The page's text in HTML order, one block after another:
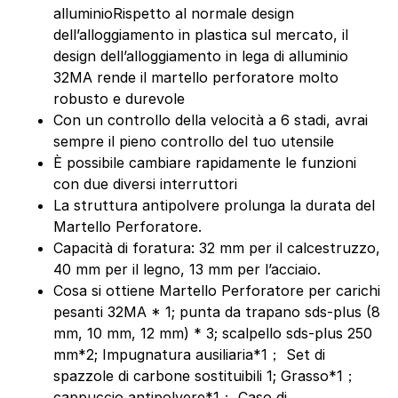
alluminioRispetto al normale design
dell’alloggiamento in plastica sul mercato, il
design dell’alloggiamento in lega di alluminio
32MA rende il martello perforatore molto
robusto e durevole
Con un controllo della velocità a 6 stadi, avrai
sempre il pieno controllo del tuo utensile
È possibile cambiare rapidamente le funzioni
con due diversi interruttori
La struttura antipolvere prolunga la durata del
Martello Perforatore.
Capacità di foratura: 32 mm per il calcestruzzo,
40 mm per il legno, 13 mm per l’acciaio.
Cosa si ottiene Martello Perforatore per carichi
pesanti 32MA * 1; punta da trapano sds-plus (8
mm, 10 mm, 12 mm) * 3; scalpello sds-plus 250
mm*2; Impugnatura ausiliaria*1； Set di
spazzole di carbone sostituibili 1; Grasso*1；